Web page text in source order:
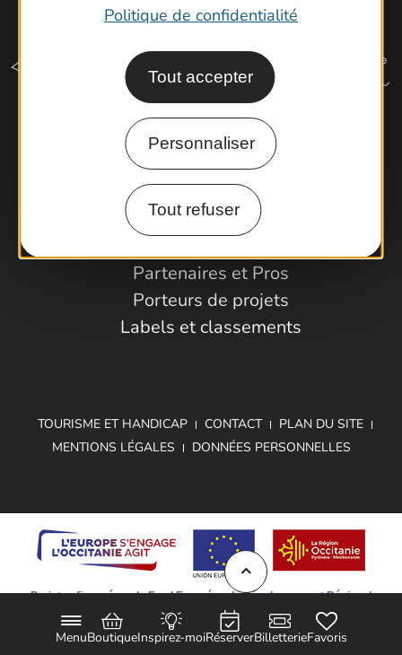
Politique de confidentialité
Tout accepter
Personnaliser
Tout refuser
MenuBoutiqueInspirez-moiRéserverBilletterieFavoris
Comment venir ?
Espace Pro
Partenaires et Pros
Porteurs de projets
Labels et classements
TOURISME ET HANDICAP CONTACT
PLAN DU SITE
MENTIONS LÉGALES
DONNÉES PERSONNELLES
Projet cofinancé par le Fond Européen de Développement Régional